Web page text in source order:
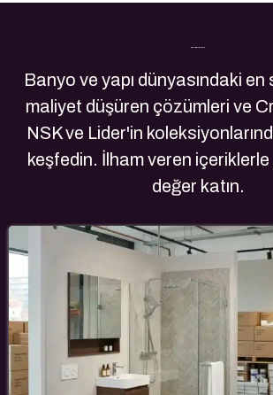
Son Yazılarımız
Banyo ve yapı dünyasındaki
maliyet düşüren çözümleri ve
NSK ve Lider'in
keşfedin. İlham veren
değer katın.